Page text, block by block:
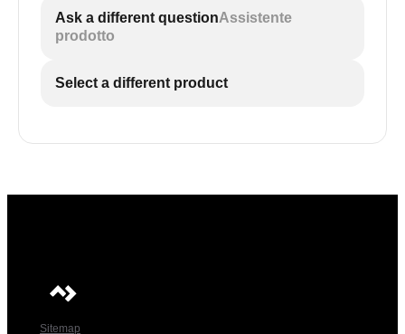
Ask a different questionAssistente
prodotto
Select a different product
Sitemap